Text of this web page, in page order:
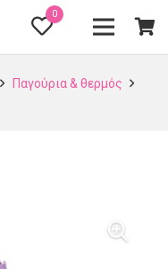
0
Παγούρια & θερμός